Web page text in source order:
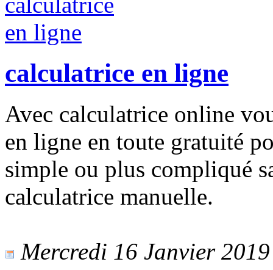
calculatrice en ligne
Avec calculatrice online
en ligne en toute gratuité
simple ou plus compliqué
calculatrice manuelle.
Mercredi 16 Janvier